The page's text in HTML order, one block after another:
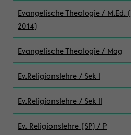
Evangelische Theologie / M.Ed.
2014)
Evangelische Theologie / Mag
Ev.Religionslehre / Sek I
Ev.Religionslehre / Sek II
Ev. Religionslehre (SP) / P